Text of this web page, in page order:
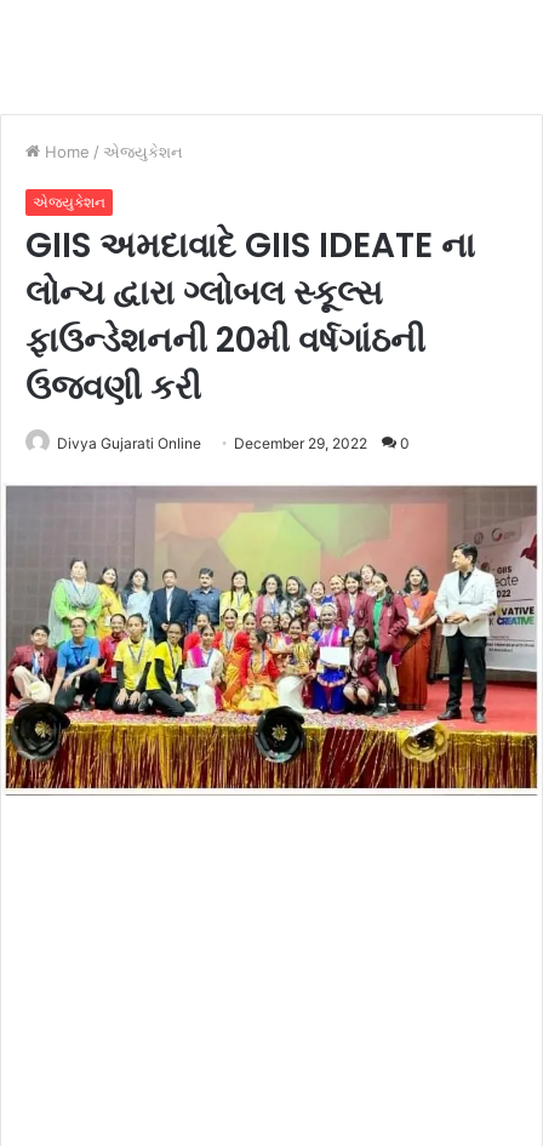
Home / એજ્યુકેશન
એજ્યુકેશન
GIIS અમદાવાદે GIIS IDEATE ના
લોન્ચ દ્વારા ગ્લોબલ સ્કૂલ્સ
ફાઉન્ડેશનની 20મી વર્ષગાંઠની
ઉજવણી કરી
Divya Gujarati Online December 29, 2022 0